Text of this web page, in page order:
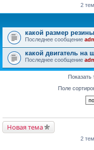
2
какой размер
Последнее сообщение
какой двигатель на
Последнее сообщение
Показать
Поле
Новая тема
2